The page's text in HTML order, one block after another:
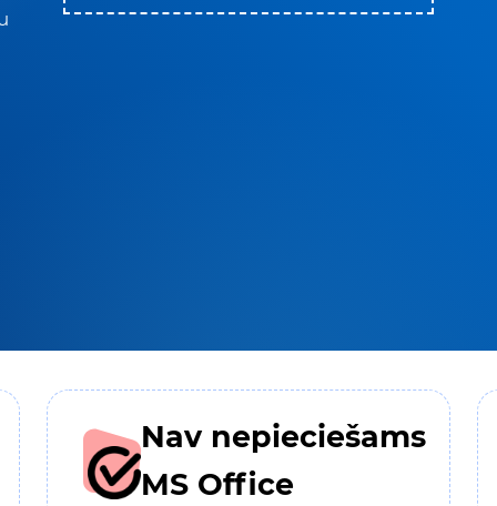
Nav nepieciešams
MS Office